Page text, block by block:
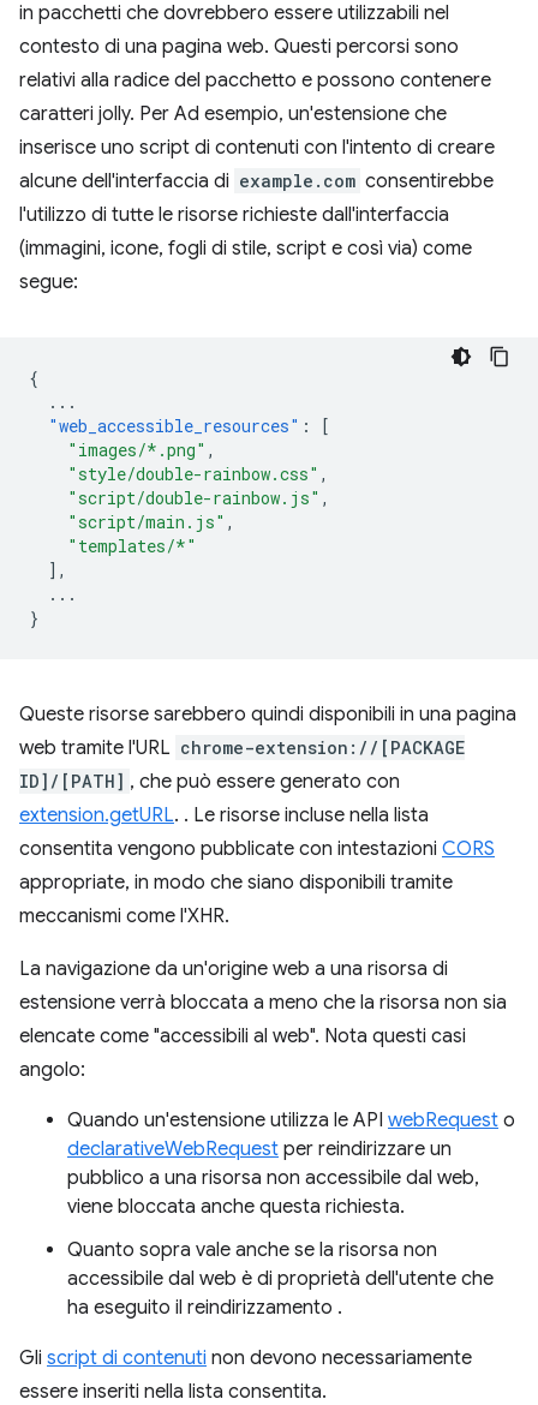
in pacchetti che dovrebbero essere utilizzabili nel
contesto di una pagina web. Questi percorsi sono
relativi alla radice del pacchetto e possono contenere
caratteri jolly. Per Ad esempio, un'estensione che
inserisce uno script di contenuti con l'intento di creare
alcune dell'interfaccia di example.com consentirebbe
l'utilizzo di tutte le risorse richieste dall'interfaccia
(immagini, icone, fogli di stile, script e così via) come
segue:
{
...
"web_accessible_resources" :
[
"images/*.png" ,
"style/double-rainbow.css" ,
"script/double-rainbow.js" ,
"script/main.js" ,
"templates/*"
],
...
}
Queste risorse sarebbero quindi disponibili in una pagina
web tramite l'URL chrome-extension://[PACKAGE
ID]/[PATH] , che può essere generato con
extension.getURL. . Le risorse incluse nella lista
consentita vengono pubblicate con intestazioni CORS
appropriate, in modo che siano disponibili tramite
meccanismi come l'XHR.
La navigazione da un'origine web a una risorsa di
estensione verrà bloccata a meno che la risorsa non sia
elencate come "accessibili al web". Nota questi casi
angolo:
Quando un'estensione utilizza le API webRequest o
declarativeWebRequest per reindirizzare un
pubblico a una risorsa non accessibile dal web,
viene bloccata anche questa richiesta.
Quanto sopra vale anche se la risorsa non
accessibile dal web è di proprietà dell'utente che
ha eseguito il reindirizzamento .
Gli script di contenuti non devono necessariamente
essere inseriti nella lista consentita.